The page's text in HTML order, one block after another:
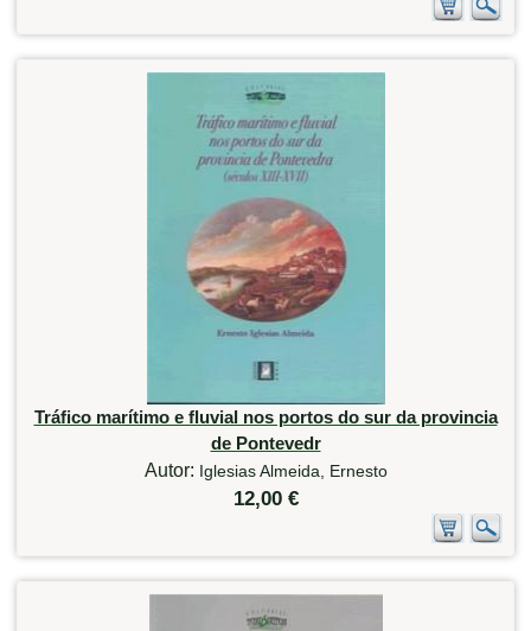
Tráfico marítimo e fluvial nos portos do sur da provincia
de Pontevedr
Autor: Iglesias Almeida, Ernesto
12,00 €